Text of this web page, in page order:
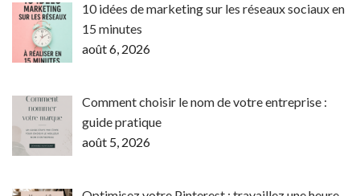
10 idées de marketing sur les réseaux sociaux en
15 minutes
août 6, 2026
Comment choisir le nom de votre entreprise :
guide pratique
août 5, 2026